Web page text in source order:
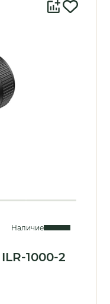
Наличие
1000-2